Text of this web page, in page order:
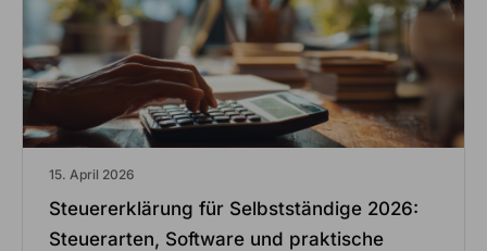
15. April 2026
Steuererklärung für Selbstständige 2026:
Steuerarten, Software und praktische